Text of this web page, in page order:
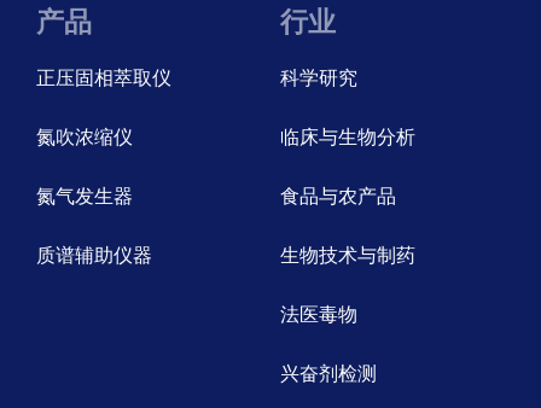
产品
正压固相萃取仪
氮吹浓缩仪
氮气发生器
质谱辅助仪器
行业
科学研究
临床与生物分析
食品与农产品
生物技术与制药
法医毒物
兴奋剂检测